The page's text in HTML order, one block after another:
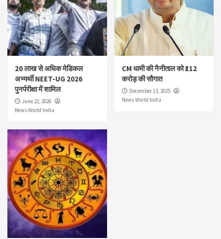
20 लाख से अधिक मेडिकल
अभ्यर्थी NEET-UG 2026
पुनर्परीक्षा में शामिल
June 22, 2026
News World India
CM धामी की नैनीताल को ₹112
करोड़ की सौगात
December 13, 2025
News World India